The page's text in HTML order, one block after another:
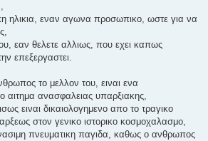
ηλικια, εναν αγωνα προσωπικο, ωστε για να
εαν θελετε αλλιως, που εχει καπως
επεξεργαστει.
το μελλον του, ειναι ενα
ανασφαλειας υπαρξιακης,
ειναι δικαιολογημενο απο το τραγικο
στον γενικο ιστορικο κοσμοχαλασμο,
πνευματικη παγιδα, καθως ο ανθρωπος